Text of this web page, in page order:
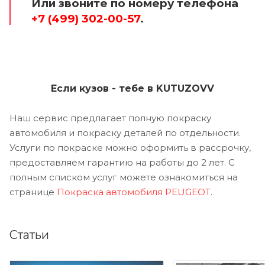
Или звоните по номеру телефона
+7 (499) 302-00-57.
Если кузов - тебе в KUTUZOVV
Наш сервис предлагает полную покраску
автомобиля и покраску деталей по отдельности.
Услуги по покраске можно оформить в рассрочку,
предоставляем гарантию на работы до 2 лет. С
полным списком услуг можете ознакомиться на
странице Покраска автомобиля PEUGEOT.
Статьи